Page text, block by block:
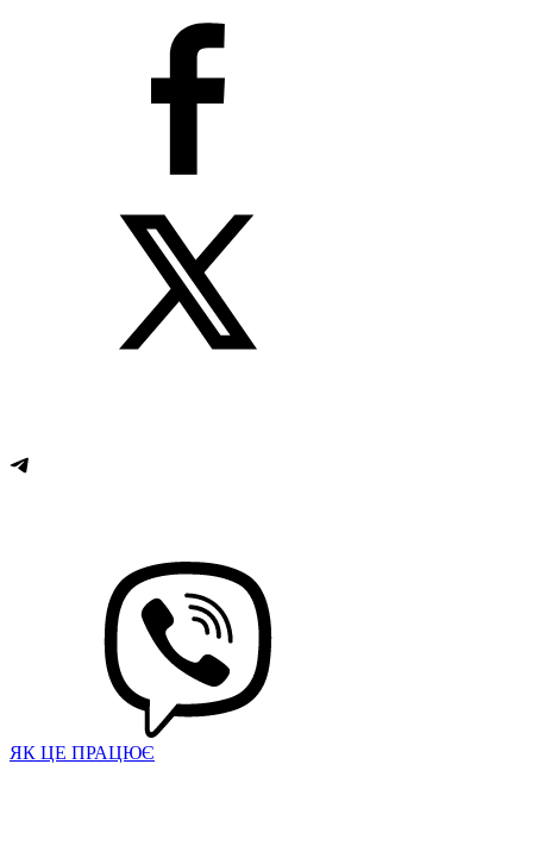
ЯК ЦЕ ПРАЦЮЄ